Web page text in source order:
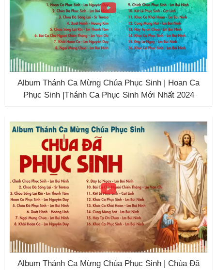
Album Thánh Ca Mừng Chúa Phục Sinh | Hoan Ca
Phục Sinh |Thánh Ca Phục Sinh Mới Nhất 2024
Album Thánh Ca Mừng Chúa Phục Sinh | Chúa Đã